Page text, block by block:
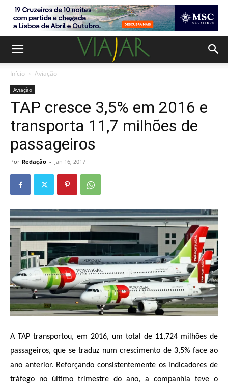
Início Aviação
Aviação
TAP cresce 3,5% em 2016 e
transporta 11,7 milhões de
passageiros
Por Redação - Jan 16, 2017
A TAP transportou, em 2016, um total de 11,724 milhões de
passageiros, que se traduz num crescimento de 3,5% face ao
ano anterior. Reforçando consistentemente os indicadores de
tráfego no último trimestre do ano, a companhia teve o